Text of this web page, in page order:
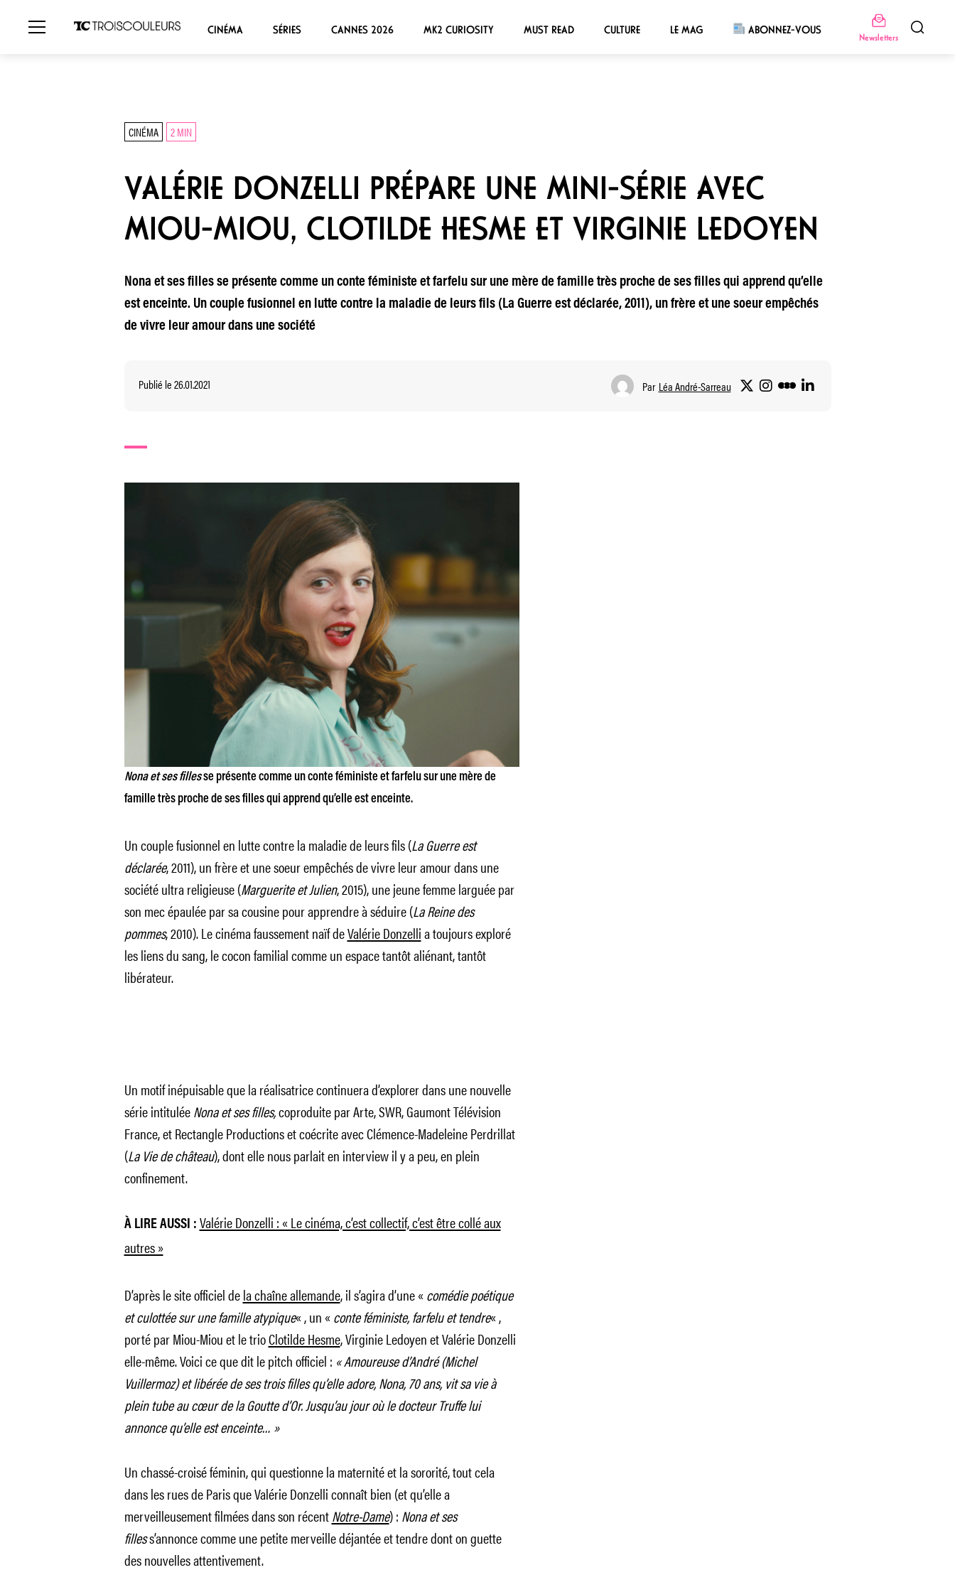
CINÉMA SÉRIES CANNES 2026 MK2 CURIOSITY MUST READ CULTURE LE MAG ABONNEZ-VOUS
Newsletters
CINÉMA 2 MIN
VALÉRIE DONZELLI PRÉPARE UNE MINI-SÉRIE AVEC
MIOU-MIOU, CLOTILDE HESME ET VIRGINIE LEDOYEN
Nona et ses filles se présente comme un conte féministe et farfelu sur une mère de famille très proche de ses filles qui apprend qu’elle
est enceinte. Un couple fusionnel en lutte contre la maladie de leurs fils (La Guerre est déclarée, 2011), un frère et une soeur empêchés
de vivre leur amour dans une société
Publié le 26.01.2021 Par Léa André-Sarreau
Nona et ses fillesse présente comme un conte féministe et farfelu sur une mère de
famille très proche de ses filles qui apprend qu’elle est enceinte.
Un couple fusionnel en lutte contre la maladie de leurs fils (La Guerre est
déclarée, 2011), un frère et une soeur empêchés de vivre leur amour dans une
société ultra religieuse (Marguerite et Julien, 2015), une jeune femme larguée par
son mec épaulée par sa cousine pour apprendre à séduire (La Reine des
pommes, 2010). Le cinéma faussement naïf deValérie Donzellia toujours exploré
les liens du sang, le cocon familial comme un espace tantôt aliénant, tantôt
libérateur.
Un motif inépuisable que la réalisatrice continuera d’explorer dans une nouvelle
série intituléeNona et ses filles,coproduite par Arte, SWR, Gaumont Télévision
France, et Rectangle Productions et coécrite avec Clémence-Madeleine Perdrillat
(La Vie de château), dont elle nous parlait en interview il y a peu, en plein
confinement.
À LIRE AUSSI : Valérie Donzelli : « Le cinéma, c’est collectif, c’est être collé aux
autres »
D’après le site officiel dela chaîne allemande, il s’agira d’une «comédie poétique
et culottée sur une famille atypique« , un «conte féministe, farfelu et tendre« ,
porté par Miou-Miou et le trioClotilde Hesme, Virginie Ledoyen et Valérie Donzelli
elle-même. Voici ce que dit le pitch officiel : « Amoureuse d’André (Michel
Vuillermoz) et libérée de ses trois filles qu’elle adore, Nona, 70 ans, vit sa vie à
plein tube au cœur de la Goutte d’Or. Jusqu’au jour où le docteur Truffe lui
annonce qu’elle est enceinte… »
Un chassé-croisé féminin, qui questionne la maternité et la sororité, tout cela
dans les rues de Paris que Valérie Donzelli connaît bien (et qu’elle a
merveilleusement filmées dans son récentNotre-Dame) : Nona et ses
filless’annonce comme une petite merveille déjantée et tendre dont on guette
des nouvelles attentivement.